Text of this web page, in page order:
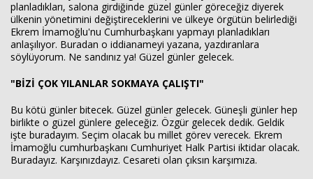
planladıkları, salona girdiğinde güzel günler göreceğiz diyerek
ülkenin yönetimini değiştireceklerini ve ülkeye örgütün belirlediği
Ekrem İmamoğlu'nu Cumhurbaşkanı yapmayı planladıkları
anlaşılıyor. Buradan o iddianameyi yazana, yazdıranlara
söylüyorum. Ne sandınız ya! Güzel günler gelecek.
"BİZİ ÇOK YILANLAR SOKMAYA ÇALIŞTI"
Bu kötü günler bitecek. Güzel günler gelecek. Güneşli günler hep
birlikte o güzel günlere geleceğiz. Özgür gelecek dedik. Geldik
işte buradayım. Seçim olacak bu millet görev verecek. Ekrem
İmamoğlu cumhurbaşkanı Cumhuriyet Halk Partisi iktidar olacak.
Buradayız. Karşınızdayız. Cesareti olan çıksın karşımıza.